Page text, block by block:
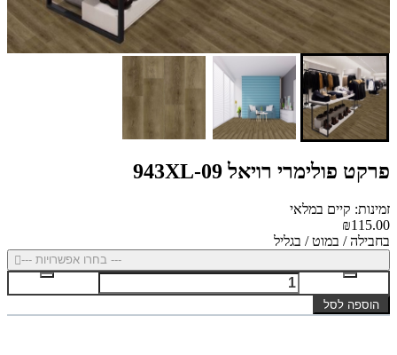
פרקט פולימרי רויאל 943XL-09
זמינות: קיים במלאי
₪115.00
בחבילה / במוט / בגליל
--- בחרו אפשרויות ---
הוספה לסל